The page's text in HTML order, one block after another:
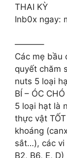
THAI KỲ
Inb0x ngay:
———–
Các mẹ bầu
quyết chăm
nuts 5 loại
BÍ – ÓC
5 loại hạt là
thực vật
khoáng
sắt…), các vi
B2, B6, E,